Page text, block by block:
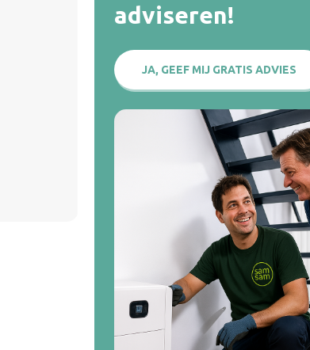
adviseren!
JA, GEEF MIJ GRATIS ADVIES